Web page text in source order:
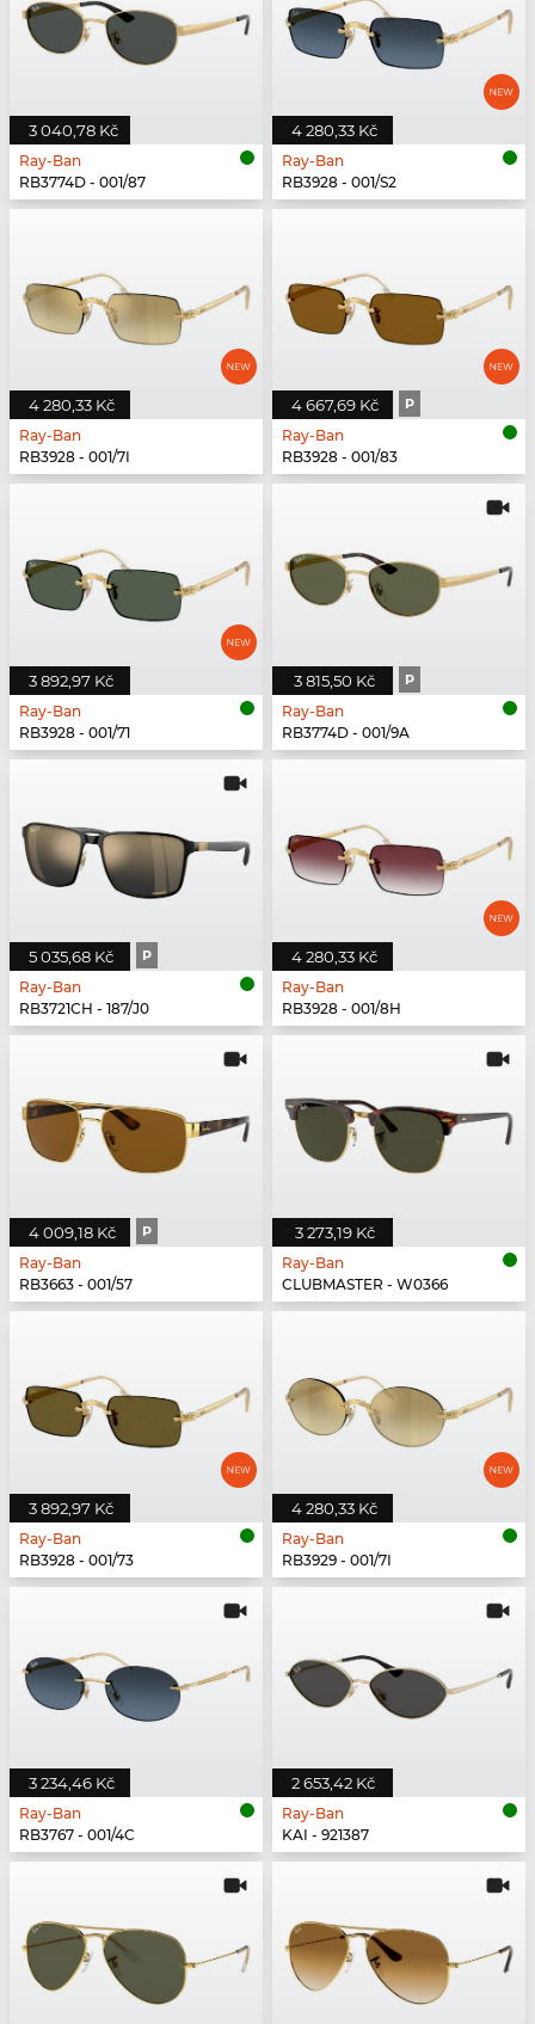
3 040,78 Kč
Ray-Ban
RB3774D - 001/87
4 280,33 Kč
Ray-Ban
RB3928 - 001/S2
4 280,33 Kč
Ray-Ban
RB3928 - 001/7I
4 667,69 Kč P
Ray-Ban
RB3928 - 001/83
3 892,97 Kč
Ray-Ban
RB3928 - 001/71
3 815,50 Kč P
Ray-Ban
RB3774D - 001/9A
5 035,68 Kč P
Ray-Ban
RB3721CH - 187/J0
4 280,33 Kč
Ray-Ban
RB3928 - 001/8H
4 009,18 Kč P
Ray-Ban
RB3663 - 001/57
3 273,19 Kč
Ray-Ban
CLUBMASTER - W0366
3 892,97 Kč
Ray-Ban
RB3928 - 001/73
4 280,33 Kč
Ray-Ban
RB3929 - 001/7I
3 234,46 Kč
Ray-Ban
RB3767 - 001/4C
2 653,42 Kč
Ray-Ban
KAI - 921387